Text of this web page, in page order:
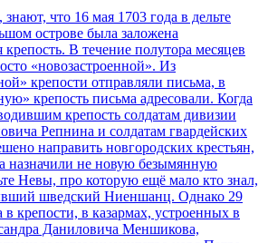
что 16 мая 1703 года в дельте
острове была заложена
крепость. В течение полутора месяцев
«новозастроенной». Из
крепости отправляли письма, в
крепость письма адресовали. Когда
крепость солдатам дивизии
Репнина и солдатам гвардейских
направить новгородских крестьян,
назначили не новую безымянную
Невы, про которую ещё мало кто знал,
шведский Ниеншанц. Однако 29
крепости, в казармах, устроенных в
Даниловича Меншикова,